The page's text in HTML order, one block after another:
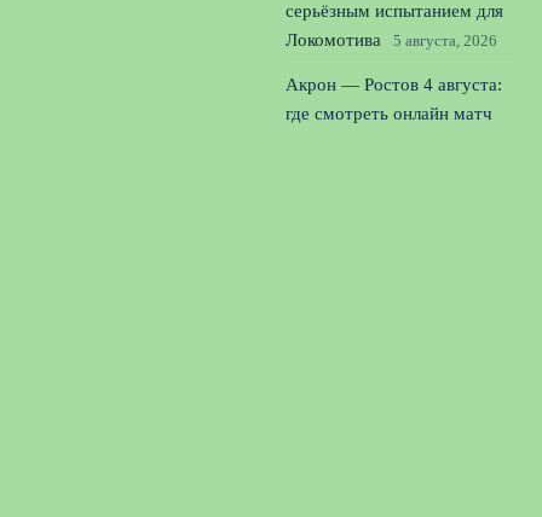
серьёзным испытанием для
Локомотива
5 августа, 2026
Акрон — Ростов 4 августа:
где смотреть онлайн матч